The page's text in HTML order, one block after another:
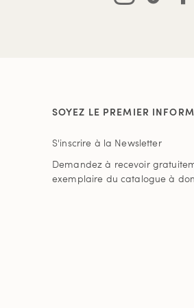
SOYEZ LE PREMIER
S'inscrire à la Newsletter
Demandez à recevoir
exemplaire du catalogue à